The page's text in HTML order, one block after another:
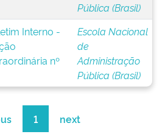
Pública (Brasil)
Interno -
nº
Escola Nacional
de
Administração
Pública (Brasil)
1 next